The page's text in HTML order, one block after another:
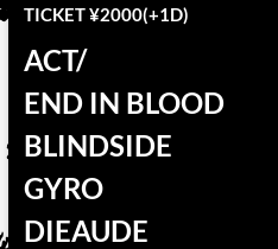
TICKET ¥2000(+1D)
ACT/
END IN BLOOD
BLINDSIDE
GYRO
DIEAUDE